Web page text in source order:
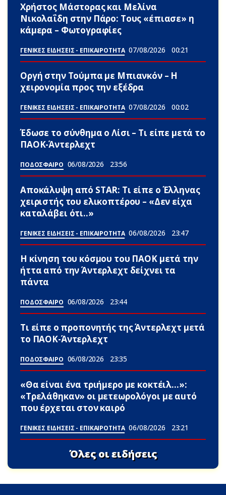
Χρήστος Μάστορας και Μελίνα
Νικολαΐδη στην Πάρο: Τους «έπιασε» η
κάμερα – Φωτογραφίες
ΓΕΝΙΚΕΣ ΕΙΔΗΣΕΙΣ - ΕΠΙΚΑΙΡΟΤΗΤΑ 07/08/2026 00:21
Οργή στην Τούμπα με Μπιανκόν – Η
χειρονομία προς την εξέδρα
ΓΕΝΙΚΕΣ ΕΙΔΗΣΕΙΣ - ΕΠΙΚΑΙΡΟΤΗΤΑ 07/08/2026 00:02
Έδωσε το σύνθημα ο Λίσι – Τι είπε μετά το
ΠΑΟΚ-Άντερλεχτ
ΠΟΔΟΣΦΑΙΡΟ 06/08/2026 23:56
Αποκάλυψη από STAR: Τι είπε ο Έλληνας
χειριστής του ελικοπτέρου – «Δεν είχα
καταλάβει ότι..»
ΓΕΝΙΚΕΣ ΕΙΔΗΣΕΙΣ - ΕΠΙΚΑΙΡΟΤΗΤΑ 06/08/2026 23:47
Η κίνηση του κόσμου του ΠΑΟΚ μετά την
ήττα από την Άντερλεχτ δείχνει τα
πάντα
ΠΟΔΟΣΦΑΙΡΟ 06/08/2026 23:44
Τι είπε ο προπονητής της Άντερλεχτ μετά
το ΠΑΟΚ-Άντερλεχτ
ΠΟΔΟΣΦΑΙΡΟ 06/08/2026 23:35
«Θα είναι ένα τριήμερο με κοκτέιλ…»:
«Τρελάθηκαν» οι μετεωρολόγοι με αuτό
που έρχεται στον καιρό
ΓΕΝΙΚΕΣ ΕΙΔΗΣΕΙΣ - ΕΠΙΚΑΙΡΟΤΗΤΑ 06/08/2026 23:21
Όλες οι ειδήσεις